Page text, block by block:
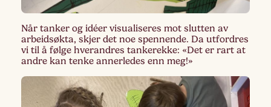
Når tanker og idéer visualiseres mot slutten av
arbeidsøkta, skjer det noe spennende. Da utfordres
vi til å følge hverandres tankerekke: «Det er rart at
andre kan tenke annerledes enn meg!»